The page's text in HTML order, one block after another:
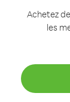
Achetez
les